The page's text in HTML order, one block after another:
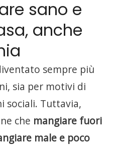
sano e
anche
sempre più
sia per motivi di
sociali. Tuttavia,
che mangiare fuori
male e poco